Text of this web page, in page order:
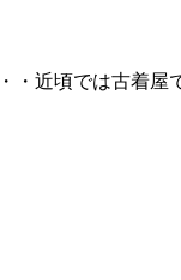
・近頃では古着